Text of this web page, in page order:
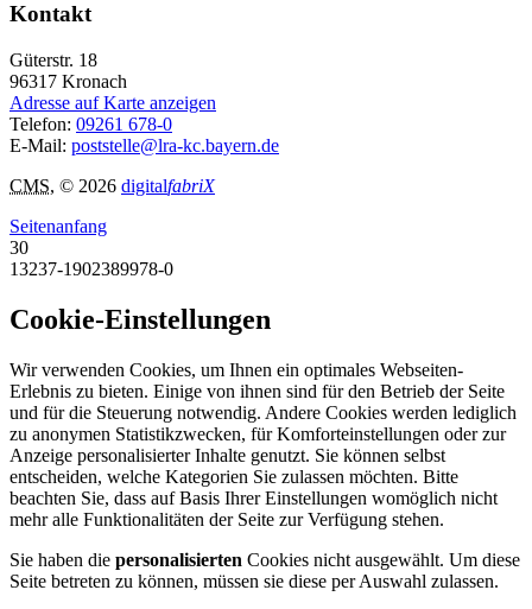
Kontakt
Güterstr. 18
96317 Kronach
Adresse auf Karte anzeigen
Telefon: 09261 678-0
E-Mail: poststelle@lra-kc.bayern.de
CMS, © 2026 digitalfabriX
Seitenanfang
30
13237-1902389978-0
Cookie-Einstellungen
Wir verwenden Cookies, um Ihnen ein optimales Webseiten-
Erlebnis zu bieten. Einige von ihnen sind für den Betrieb der Seite
und für die Steuerung notwendig. Andere Cookies werden lediglich
zu anonymen Statistikzwecken, für Komforteinstellungen oder zur
Anzeige personalisierter Inhalte genutzt. Sie können selbst
entscheiden, welche Kategorien Sie zulassen möchten. Bitte
beachten Sie, dass auf Basis Ihrer Einstellungen womöglich nicht
mehr alle Funktionalitäten der Seite zur Verfügung stehen.
Sie haben die personalisierten Cookies nicht ausgewählt. Um diese
Seite betreten zu können, müssen sie diese per Auswahl zulassen.